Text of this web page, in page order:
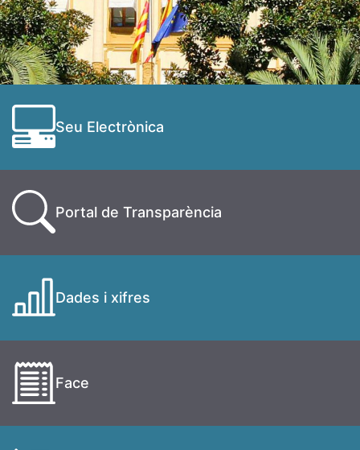
Seu Electrònica
Portal de Transparència
Dades i xifres
Face